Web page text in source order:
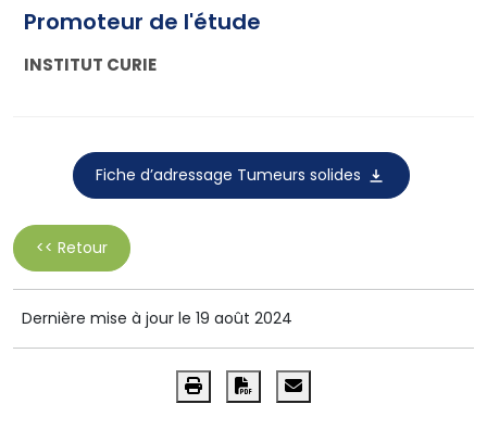
Promoteur de l'étude
INSTITUT CURIE
Fiche d’adressage Tumeurs solides
<< Retour
Dernière mise à jour le 19 août 2024